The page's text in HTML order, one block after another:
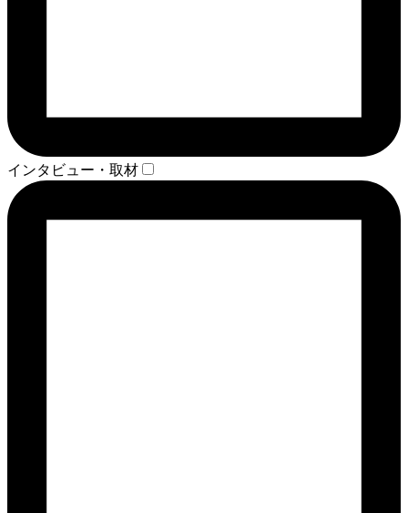
インタビュー・取材